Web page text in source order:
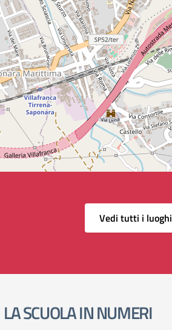
Vedi tutti i luoghi
LA SCUOLA IN NUMERI